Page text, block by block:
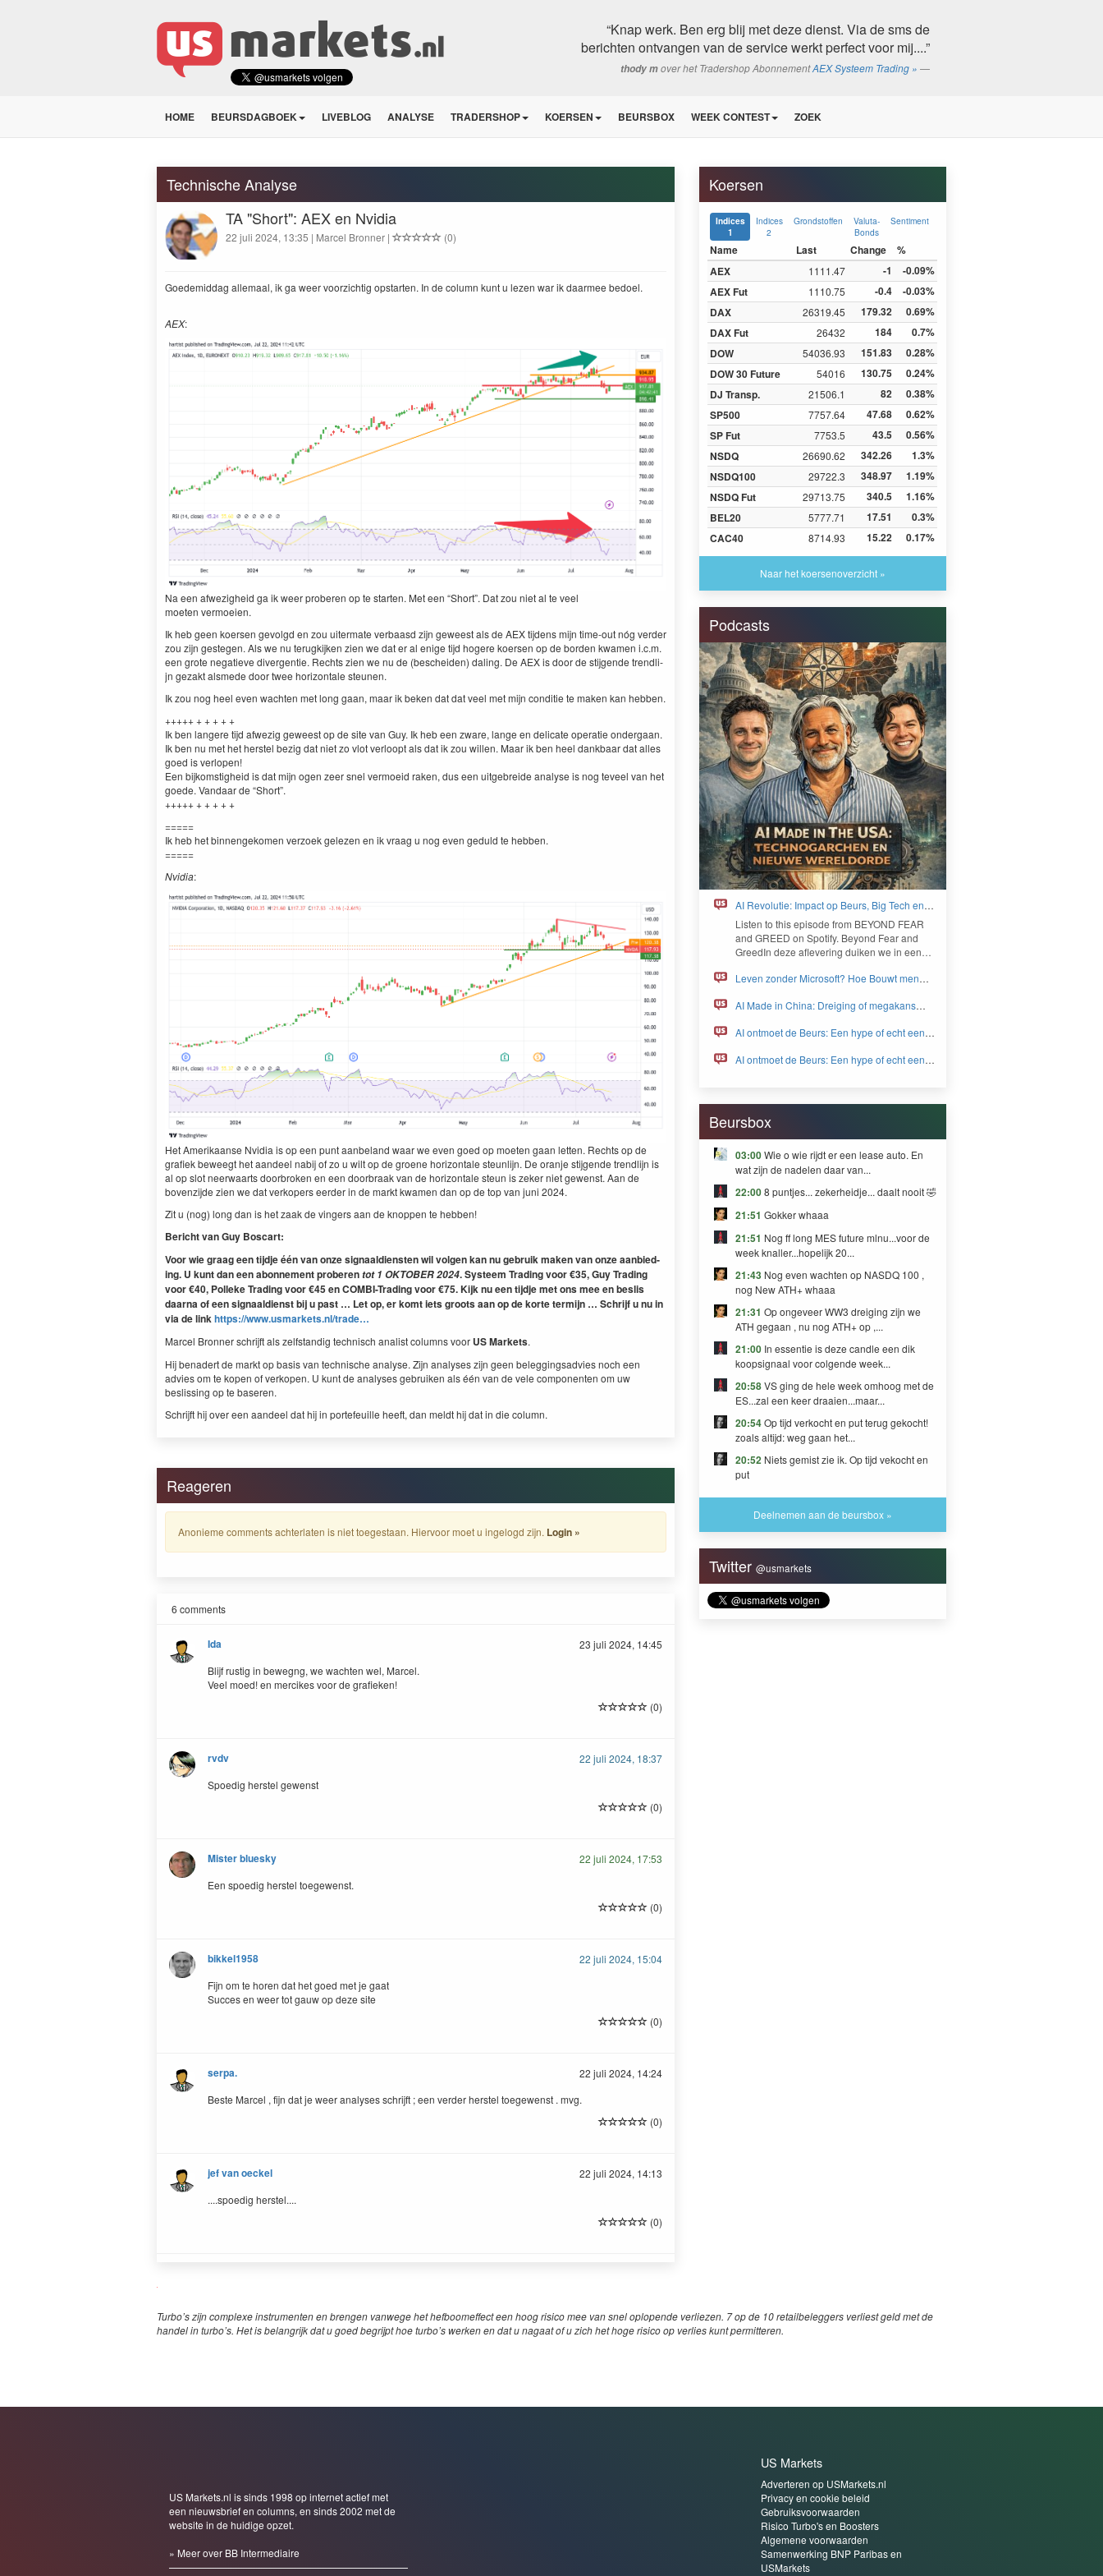
“Knap werk. Ben erg blij met deze dienst. Via de sms de
berichten ontvangen van de service werkt perfect voor mij....”
thody mover het Tradershop AbonnementAEX Systeem Trading »
HOME BEURSDAGBOEK LIVEBLOG ANALYSE TRADERSHOP KOERSEN BEURSBOX WEEK CONTEST ZOEK
Technische Analyse
TA "Short": AEX en Nvidia
22 juli 2024, 13:35 | Marcel Bronner | (0)
Goedemid­dag alle­maal, ik ga weer voorzichtig opstarten. In de col­umn kunt u lezen war ik daarmee bedoel.
AEX:
Na een afwezigheid ga ik weer proberen op te starten. Met een “Short”. Dat zou niet al te veel
moeten vermoeien.
Ik heb geen koersen gevol­gd en zou uiter­mate ver­baasd zijn geweest als de AEXtij­dens mijn time-out nóg verder
zou zijn geste­gen. Als we nu terugk­ijken zien we dat er al enige tijd hogere koersen op de bor­den kwa­men i.c.m.
een grote negatieve diver­gen­tie. Rechts zien we nu de (beschei­den) dal­ing. De AEXis door de sti­j­gende trendli­
jn geza­kt alsmede door twee hor­i­zon­tale steunen.
Ik zou nog heel even wacht­en met long gaan, maar ik beken dat dat veel met mijn con­di­tie te mak­en kan hebben.
+++++ + + + + +
Ik ben lan­gere tijd afwezig geweest op de site van Guy. Ik heb een zware, lange en del­i­cate oper­atie onder­gaan.
Ik ben nu met het her­s­tel bezig dat niet zo vlot ver­loopt als dat ik zou willen. Maar ik ben heel dankbaar dat alles
goed is ver­lopen!
Een bijkom­stigheid is dat mijn ogen zeer snel ver­moeid rak­en, dus een uit­ge­brei­de analyse is nog teveel van het
goede. Van­daar de “Short”.
+++++ + + + + +
=====
Ik heb het bin­nengekomen ver­zoek gelezen en ik vraag u nog even geduld te hebben.
=====
Nvidia:
Het Amerikaanse Nvidia is op een punt aan­be­land waar we even goed op moeten gaan let­ten. Rechts op de
grafiek beweegt het aan­deel nabij of zo u wilt op de groene hor­i­zon­tale ste­un­li­jn. De oran­je sti­j­gende trendli­jn is
al op slot neer­waarts door­bro­ken en een door­braak van de hor­i­zon­tale ste­un is zek­er niet gewenst. Aan de
boven­z­i­jde zien we dat verkop­ers eerder in de markt kwa­men dan op de top van juni 2024.
Zit u (nog) long dan is het zaak de vingers aan de knop­pen te hebben!
Bericht van Guy Boscart:
Voor wie graag een tijd­je één van onze sig­naal­dien­sten wil vol­gen kan nu gebruik mak­en van onze aan­bied­
ing. U kunt dan een abon­nement proberentot1 OKTO­BER2024. Sys­teem Trad­ing voor €35, Guy Trad­ing
voor €40, Polleke Trad­ing voor €45en COM­BI-Trad­ing voor €75. Kijk nu een tijd­je met ons mee en beslis
daar­na of een sig­naal­dienst bij u past … Let op, er komt iets groots aan op de korte ter­mi­jn … Schri­jf u nu in
via de linkhttps://​www​.usmar​kets​.nl/​trade…
Mar­cel Bron­ner schri­jft als zelf­s­tandig tech­nisch anal­ist columns voor USMar­kets.
Hij benadert de markt op basis van tech­nis­che analyse. Zijn analy­ses zijn geen beleg­gingsad­vies noch een
advies om te kopen of verkopen. U kunt de analy­ses gebruiken als één van de vele com­po­nen­ten om uw
besliss­ing op te baseren.
Schri­jft hij over een aan­deel dat hij in porte­feuille heeft, dan meldt hij dat in die column.
Reageren
Anonieme comments achterlaten is niet toegestaan. Hiervoor moet u ingelogd zijn. Login »
6 comments
Ida
23 juli 2024, 14:45
Blijf rustig in bewegng, we wachten wel, Marcel.
Veel moed! en mercikes voor de grafieken!
(0)
rvdv
22 juli 2024, 18:37
Spoedig herstel gewenst
(0)
Mister bluesky
22 juli 2024, 17:53
Een spoedig herstel toegewenst.
(0)
bikkel1958
22 juli 2024, 15:04
Fijn om te horen dat het goed met je gaat
Succes en weer tot gauw op deze site
(0)
serpa.
22 juli 2024, 14:24
Beste Marcel , fijn dat je weer analyses schrijft ; een verder herstel toegewenst . mvg.
(0)
jef van oeckel
22 juli 2024, 14:13
....spoedig herstel....
(0)
Koersen
Indices
1
Indices
2
Grondstoffen
Valuta-
Bonds
Sentiment
Name Last Change
%
AEX
1111.47 -1
-0.09%
AEX Fut
1110.75 -0.4
-0.03%
DAX
26319.45 179.32
0.69%
DAX Fut
26432 184
0.7%
DOW
54036.93 151.83
0.28%
DOW 30 Future
54016 130.75
0.24%
DJ Transp.
21506.1 82
0.38%
SP500
7757.64 47.68
0.62%
SP Fut
7753.5 43.5
0.56%
NSDQ
26690.62 342.26
1.3%
NSDQ100
29722.3 348.97
1.19%
NSDQ Fut
29713.75 340.5
1.16%
BEL20
5777.71 17.51
0.3%
CAC40
8714.93 15.22 0.17%
Naar het koersenoverzicht »
Podcasts
AI Revolutie: Impact op Beurs, Big Tech en
Nieuwe Wereldorde - BEYOND FEAR and
GREED
Lis­ten to this episode from BEYOND FEAR
andGREED on Spo­ti­fy. Beyond Fear and
Greed­In deze aflev­er­ing duiken we in een…
Leven zonder Microsoft? Hoe Bouwt men
BEYOND FEAR and GREED
AI Made in China: Dreiging of megakans
GREED
AI ontmoet de Beurs: Een hype of echt een
GREED
AI ontmoet de Beurs: Een hype of echt een
Beursbox
03:00Wie o wie rijdt er een lease auto. En
wat zijn de nadelen daar van...
22:008 puntjes... zekerheidje... daalt nooit 🤣
21:51 Gokker whaaa
21:51 Nog ff long MES future mlnu...voor de
week knaller...hopelijk 20...
21:43 Nog even wachten op NASDQ 100 ,
nog New ATH+ whaaa
21:31 Op ongeveer WW3 dreiging zijn we
ATH gegaan , nu nog ATH+ op ,...
21:00 In essentie is deze candle een dik
koopsignaal voor colgende week...
20:58VS ging de hele week omhoog met de
ES...zal een keer draaien...maar...
20:54Op tijd verkocht en put terug gekocht!
zoals altijd: weg gaan het...
20:52 Niets gemist zie ik. Op tijd vekocht en
put
Deelnemen aan de beursbox »
Twitter@usmarkets
Turbo’s zijn complexe instrumenten en brengen vanwege het hefboomeffect een hoog risico mee van snel oplopende verliezen. 7 op de 10 retailbeleggers verliest geld met de
handel in turbo’s. Het is belangrijk dat u goed begrijpt hoe turbo’s werken en dat u nagaat of u zich het hoge risico op verlies kunt permitteren.
US Markets.nl is sinds 1998 op internet actief met
een nieuwsbrief en columns, en sinds 2002 met de
website in de huidige opzet.
» Meer over BB Intermediaire
US Markets
Adverteren op USMarkets.nl
Privacy en cookie beleid
Gebruiksvoorwaarden
Risico Turbo's en Boosters
Algemene voorwaarden
Samenwerking BNP Paribas en
USMarkets